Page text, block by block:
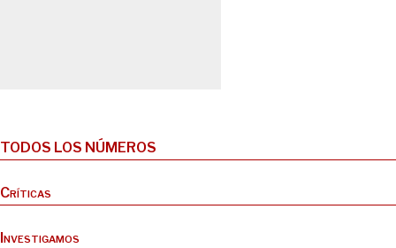
TODOS LOS NÚMEROS
Críticas
Investigamos